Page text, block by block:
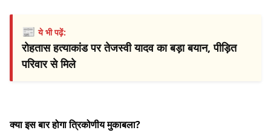
📰ये भी पढ़ें:
रोहतास हत्याकांड पर तेजस्वी यादव का बड़ा बयान, पीड़ित
परिवार से मिले
क्या इस बार होगा त्रिकोणीय मुकाबला?